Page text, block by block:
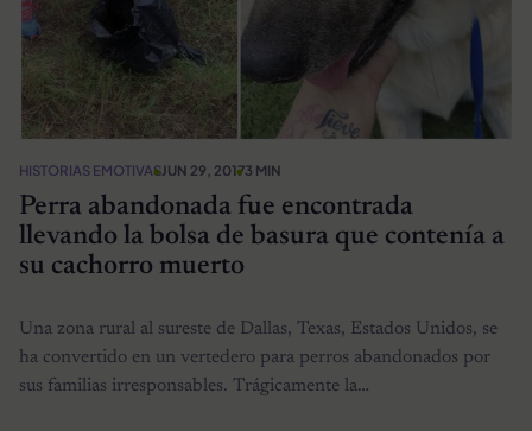
HISTORIAS EMOTIVASJUN 29, 20173 MIN
Perra abandonada fue encontrada
llevando la bolsa de basura que contenía a
su cachorro muerto
Una zona rural al sureste de Dallas, Texas, Estados Unidos, se
ha convertido en un vertedero para perros abandonados por
sus familias irresponsables. Trágicamente la…